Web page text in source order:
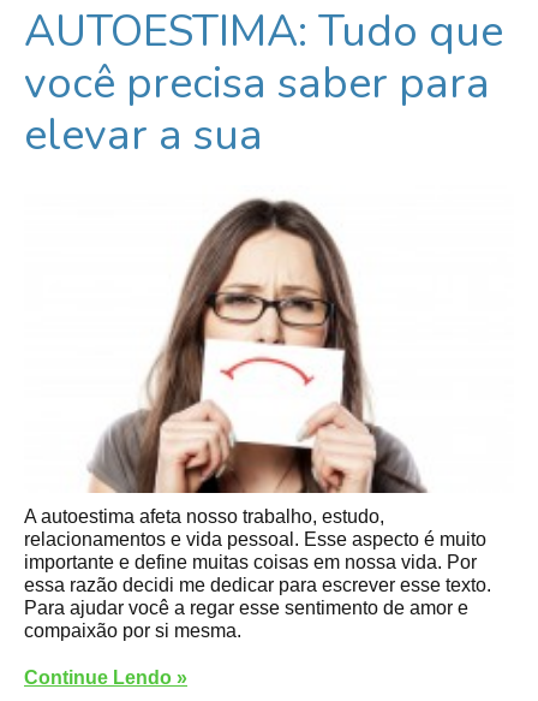
AUTOESTIMA: Tudo que
você precisa saber para
elevar a sua
A autoestima afeta nosso trabalho, estudo,
relacionamentos e vida pessoal. Esse aspecto é muito
importante e define muitas coisas em nossa vida. Por
essa razão decidi me dedicar para escrever esse texto.
Para ajudar você a regar esse sentimento de amor e
compaixão por si mesma.
Continue Lendo »